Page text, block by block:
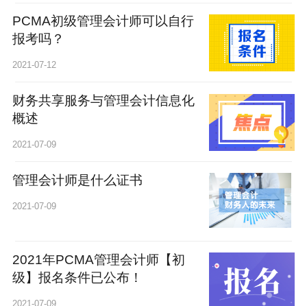
PCMA初级管理会计师可以自行
报考吗？
2021-07-12
财务共享服务与管理会计信息化
概述
2021-07-09
管理会计师是什么证书
2021-07-09
2021年PCMA管理会计师【初
级】报名条件已公布！
2021-07-09